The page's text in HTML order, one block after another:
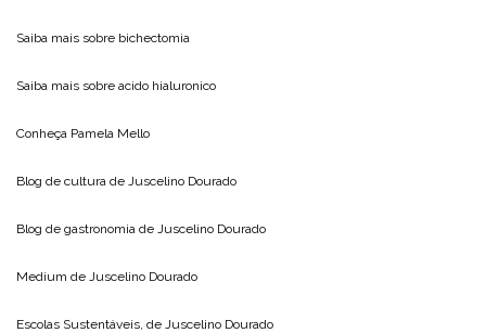
Saiba mais sobre bichectomia
Saiba mais sobre acido hialuronico
Conheça Pamela Mello
Blog de cultura de Juscelino Dourado
Blog de gastronomia de Juscelino Dourado
Medium de Juscelino Dourado
Escolas Sustentáveis, de Juscelino Dourado